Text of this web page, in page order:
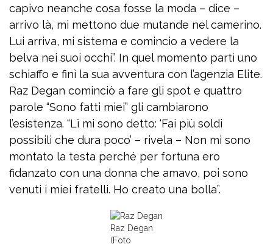
capivo neanche cosa fosse la moda – dice –
arrivo là, mi mettono due mutande nel camerino.
Lui arriva, mi sistema e comincio a vedere la
belva nei suoi occhi”. In quel momento partì uno
schiaffo e finì la sua avventura con l’agenzia Elite.
Raz Degan cominciò a fare gli spot e quattro
parole “Sono fatti miei” gli cambiarono
l’esistenza. “Lì mi sono detto: ‘Fai più soldi
possibili che dura poco’ – rivela – Non mi sono
montato la testa perché per fortuna ero
fidanzato con una donna che amavo, poi sono
venuti i miei fratelli. Ho creato una bolla”.
Raz Degan
(Foto